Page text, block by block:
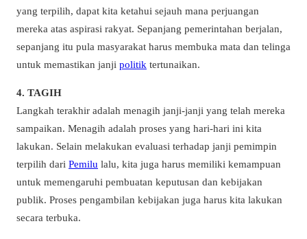
yang terpilih, dapat kita ketahui sejauh mana perjuangan
mereka atas aspirasi rakyat. Sepanjang pemerintahan berjalan,
sepanjang itu pula masyarakat harus membuka mata dan telinga
untuk memastikan janji politik tertunaikan.
4. TAGIH
Langkah terakhir adalah menagih janji-janji yang telah mereka
sampaikan. Menagih adalah proses yang hari-hari ini kita
lakukan. Selain melakukan evaluasi terhadap janji pemimpin
terpilih dari Pemilu lalu, kita juga harus memiliki kemampuan
untuk memengaruhi pembuatan keputusan dan kebijakan
publik. Proses pengambilan kebijakan juga harus kita lakukan
secara terbuka.